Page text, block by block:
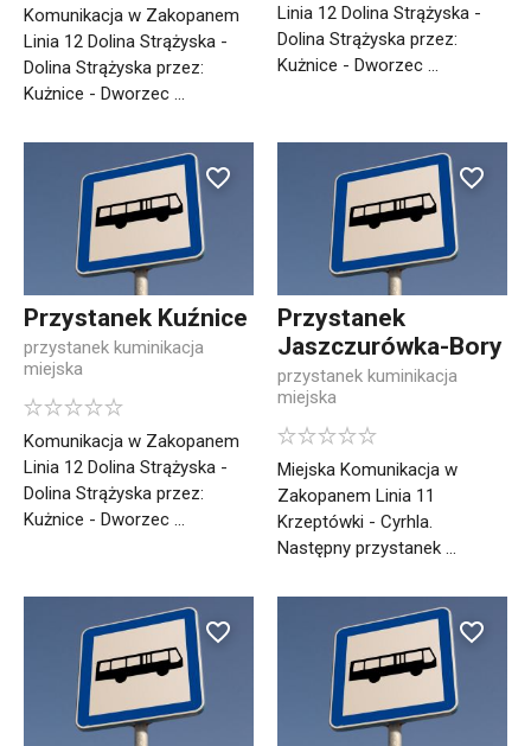
Komunikacja w Zakopanem
Linia 12 Dolina Strążyska -
Dolina Strążyska przez:
Kużnice - Dworzec ...
Linia 12 Dolina Strążyska -
Dolina Strążyska przez:
Kużnice - Dworzec ...
Przystanek Kuźnice
przystanek kuminikacja
miejska
Komunikacja w Zakopanem
Linia 12 Dolina Strążyska -
Dolina Strążyska przez:
Kużnice - Dworzec ...
Przystanek
Jaszczurówka-Bory
przystanek kuminikacja
miejska
Miejska Komunikacja w
Zakopanem Linia 11
Krzeptówki - Cyrhla.
Następny przystanek ...